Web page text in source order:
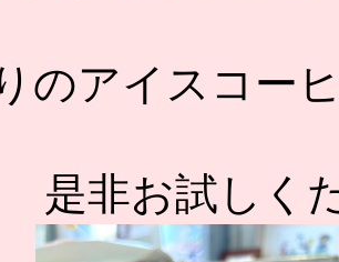
のアイスコー
是非お試しく